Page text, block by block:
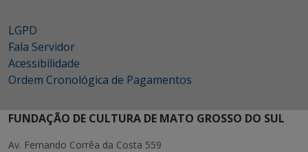
LGPD
Fala Servidor
Acessibilidade
Ordem Cronológica de Pagamentos
FUNDAÇÃO DE CULTURA DE MATO GROSSO DO SUL
Av. Fernando Corrêa da Costa 559